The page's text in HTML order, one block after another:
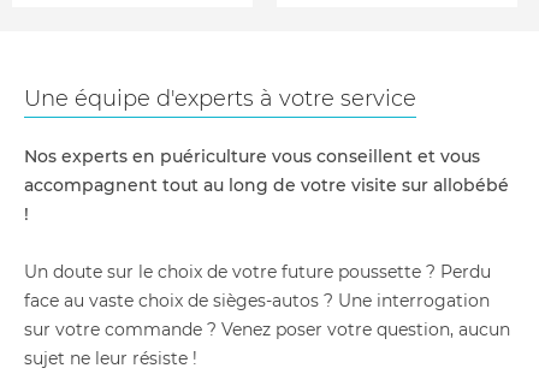
Une équipe d'experts à votre service
Nos experts en puériculture vous conseillent et vous
accompagnent tout au long de votre visite sur allobébé
!
Un doute sur le choix de votre future poussette ? Perdu
face au vaste choix de sièges-autos ? Une interrogation
sur votre commande ? Venez poser votre question, aucun
sujet ne leur résiste !